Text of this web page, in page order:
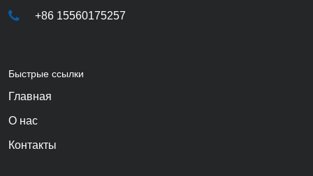
+86 15560175257
Быстрые ссылки
Главная
О нас
Контакты